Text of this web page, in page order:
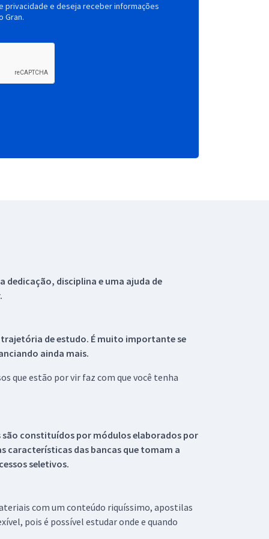
privacidade e deseja receber informações
Gran.
dedicação, disciplina e uma ajuda de
de estudo. É muito importante se
ainda mais.
que estão por vir faz com que você tenha
são constituídos por módulos elaborados por
características das bancas que tomam a
seletivos.
com um conteúdo riquíssimo, apostilas
pois é possível estudar onde e quando